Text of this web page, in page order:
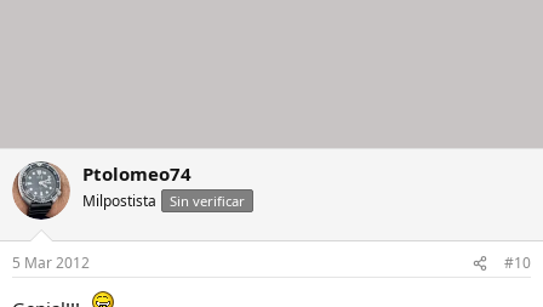
Ptolomeo74
Milpostista Sin verificar
5 Mar 2012 #10